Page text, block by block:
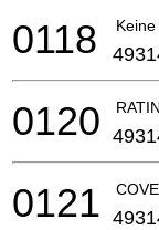
0118
0120
0121